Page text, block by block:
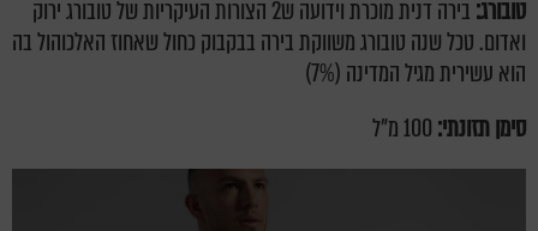
טובורג:
בירה דנית מוכרת וידועה ש2 הצורות העיקריות של טובורג ירוק
ואדום. טכל שנה טובורג משווקת בירה בבקבוק כחול שאחוז האלכוהול בה
הוא עשירית מגיל המדינה (7%)
סימן תזונתי: 100 מ"ל